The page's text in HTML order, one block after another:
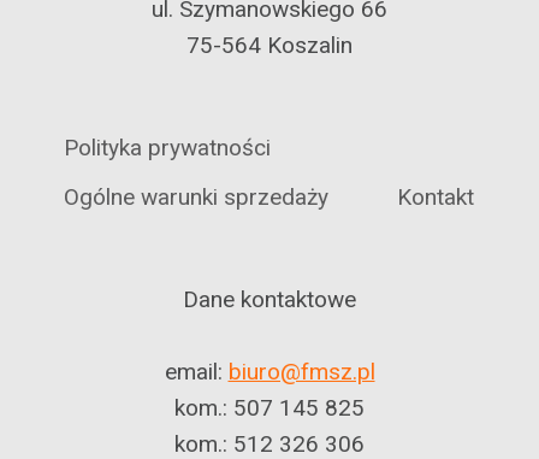
ul. Szymanowskiego 66
75-564 Koszalin
Polityka prywatności
Ogólne warunki sprzedaży
Kontakt
Dane kontaktowe
email: biuro@fmsz.pl
kom.: 507 145 825
kom.: 512 326 306